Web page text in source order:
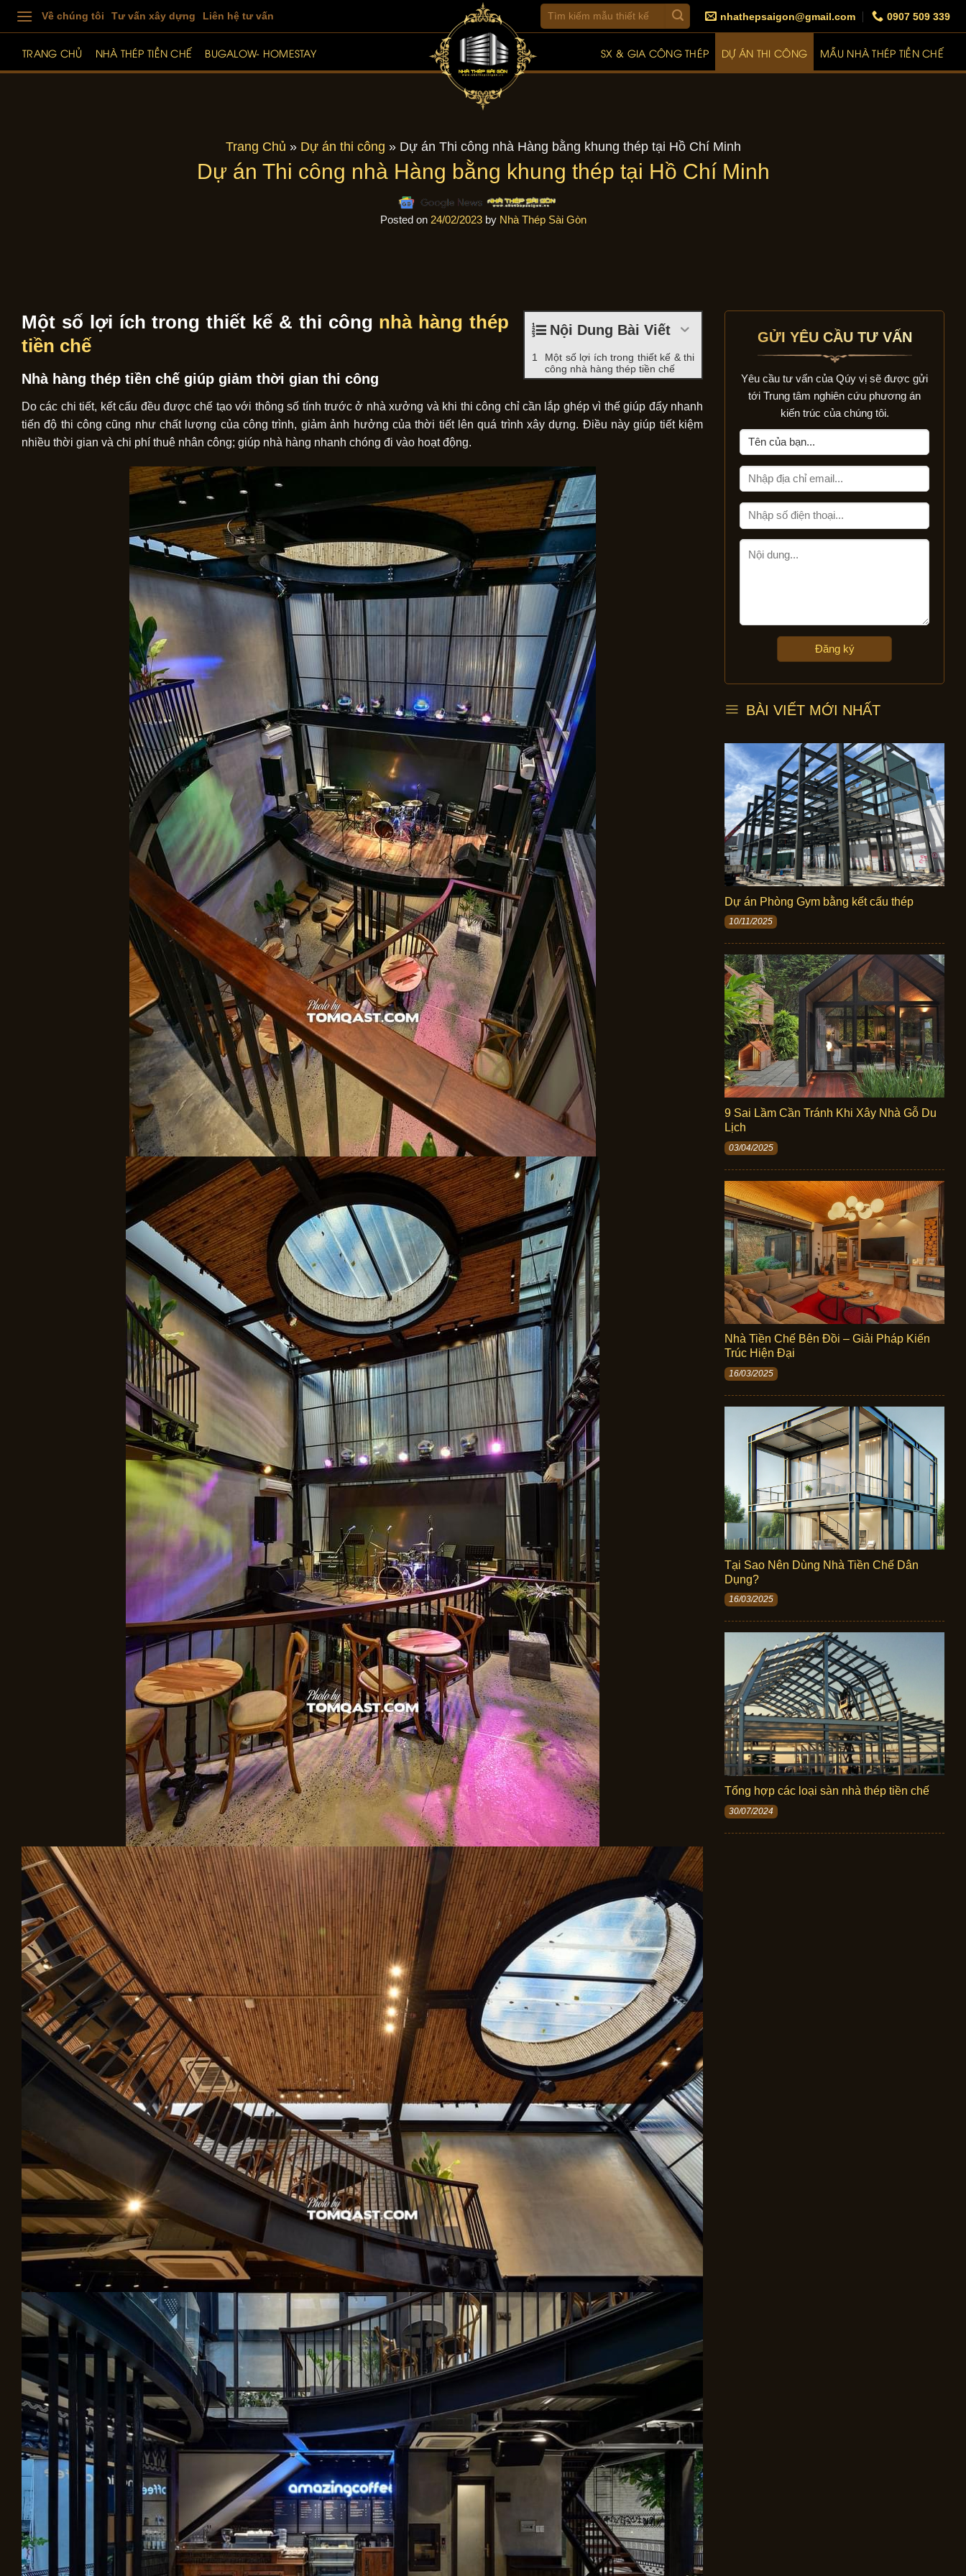
Skip
Về chúng tôi Tư vấn xây dựng Liên hệ tư vấn nhathepsaigon@gmail.com 0907 509 339
TRANG CHỦ NHÀ THÉP TIỀN CHẾ BUGALOW- HOMESTAY SX & GIA CÔNG THÉP DỰ ÁN THI CÔNG MẪU NHÀ THÉP TIỀN CHẾ
Trang Chủ » Dự án thi công » Dự án Thi công nhà Hàng bằng khung thép tại Hồ Chí Minh
Dự án Thi công nhà Hàng bằng khung thép tại Hồ Chí Minh
Posted on 24/02/2023by Nhà Thép Sài Gòn
Nội Dung Bài Viết
Một số lợi ích trong thiết kế & thi
công nhà hàng thép tiền chế
Một số lợi ích trong thiết kế & thi công nhà hàng thép
tiền chế
Nhà hàng thép tiền chế giúp giảm thời gian thi công
Do các chi tiết, kết cấu đều được chế tạo với thông số tính trước ở nhà xưởng và khi thi công chỉ cần lắp ghép vì thế giúp đẩy nhanh
tiến độ thi công cũng như chất lượng của công trình, giảm ảnh hưởng của thời tiết lên quá trình xây dựng. Điều này giúp tiết kiệm
nhiều thời gian và chi phí thuê nhân công; giúp nhà hàng nhanh chóng đi vào hoạt động.
GỬI YÊU CẦU TƯ VẤN
Yêu cầu tư vấn của Qúy vị sẽ được gửi
tới Trung tâm nghiên cứu phương án
kiến trúc của chúng tôi.
BÀI VIẾT MỚI NHẤT
Dự án Phòng Gym bằng kết cấu thép
10/11/2025
9 Sai Lầm Cần Tránh Khi Xây Nhà Gỗ Du
Lịch
03/04/2025
Nhà Tiền Chế Bên Đồi – Giải Pháp Kiến
Trúc Hiện Đại
16/03/2025
Tại Sao Nên Dùng Nhà Tiền Chế Dân
Dụng?
16/03/2025
Tổng hợp các loại sàn nhà thép tiền chế
30/07/2024